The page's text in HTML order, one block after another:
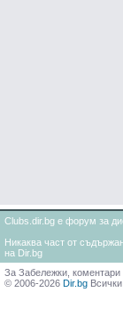
Clubs.dir.bg е форум за
Никаква част от
на Dir.bg
За Забележки,
© 2006-2026 Dir.bg